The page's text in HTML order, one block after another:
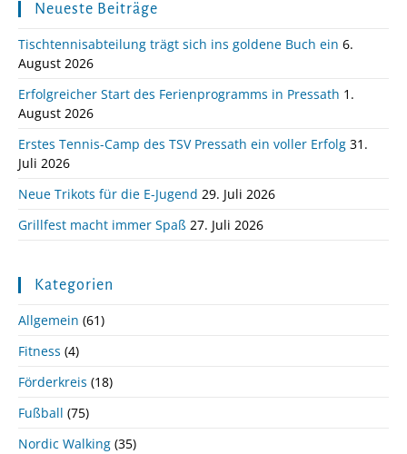
Neueste Beiträge
Tischtennisabteilung trägt sich ins goldene Buch ein 6.
August 2026
Erfolgreicher Start des Ferienprogramms in Pressath 1.
August 2026
Erstes Tennis-Camp des TSV Pressath ein voller Erfolg 31.
Juli 2026
Neue Trikots für die E-Jugend 29. Juli 2026
Grillfest macht immer Spaß 27. Juli 2026
Kategorien
Allgemein (61)
Fitness (4)
Förderkreis (18)
Fußball (75)
Nordic Walking (35)